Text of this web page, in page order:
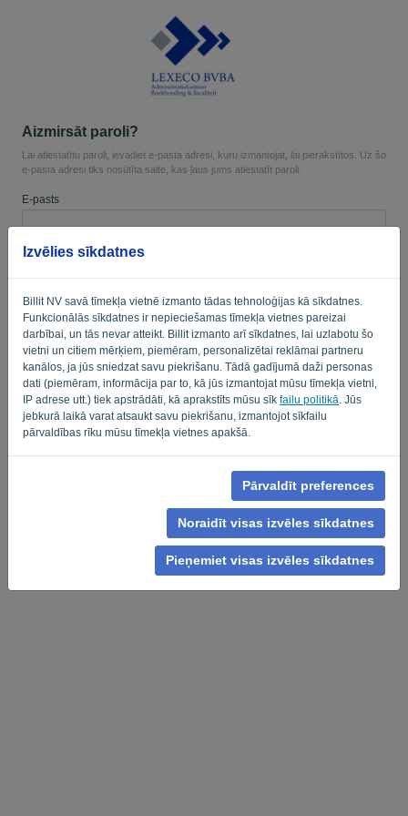
Izvēlies sīkdatnes
Billit NV savā tīmekļa vietnē izmanto tādas tehnoloģijas kā sīkdatnes.
Funkcionālās sīkdatnes ir nepieciešamas tīmekļa vietnes pareizai
darbībai, un tās nevar atteikt. Billit izmanto arī sīkdatnes, lai uzlabotu šo
vietni un citiem mērķiem, piemēram, personalizētai reklāmai partneru
kanālos, ja jūs sniedzat savu piekrišanu. Tādā gadījumā daži personas
dati (piemēram, informācija par to, kā jūs izmantojat mūsu tīmekļa vietni,
IP adrese utt.) tiek apstrādāti, kā aprakstīts mūsu sīk failu politikā . Jūs
jebkurā laikā varat atsaukt savu piekrišanu, izmantojot sīkfailu
pārvaldības rīku mūsu tīmekļa vietnes apakšā.
Pārvaldīt preferences
Noraidīt visas izvēles sīkdatnes
Pieņemiet visas izvēles sīkdatnes
Aizmirsāt paroli?
Lai atiestatītu paroli, ievadiet e-pasta adresi, kuru izmantojat, lai pierakstītos. Uz šo
e-pasta adresi tiks nosūtīta saite, kas ļaus jums atiestatīt paroli.
E-pasts
NOSŪTĪT SAITI
Atpakaļ uz pieteikšanos
Privacy Policy-Terms of Service.